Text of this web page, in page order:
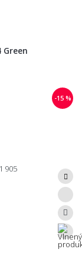
Green
-15 %